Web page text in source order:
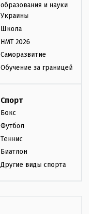
образования и науки
Украины
Школа
НМТ 2026
Саморазвитие
Обучение за границей
Спорт
Бокс
Футбол
Теннис
Биатлон
Другие виды спорта